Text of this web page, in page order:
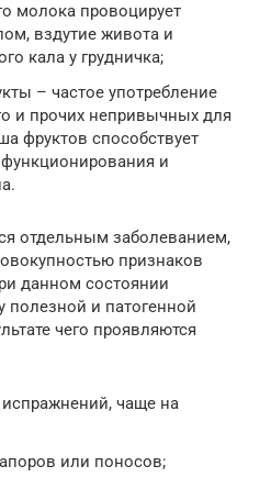
молока провоцирует
вздутие живота и
кала у грудничка;
– частое употребление
и прочих непривычных для
фруктов способствует
функционирования и
отдельным заболеванием,
признаков
данном состоянии
полезной и патогенной
чего проявляются
чаще на
или поносов;